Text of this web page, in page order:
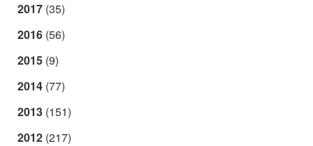
2017 (35)
2016 (56)
2015 (9)
2014 (77)
2013 (151)
2012 (217)